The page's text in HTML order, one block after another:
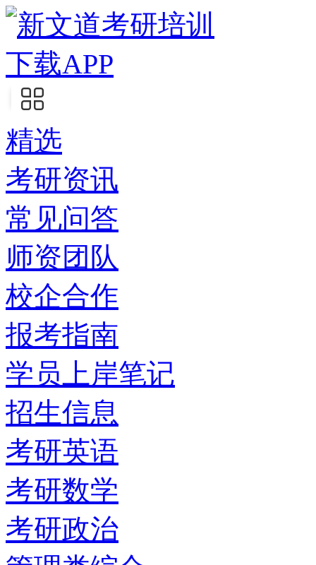
下载APP
精选
考研资讯
常见问答
师资团队
校企合作
报考指南
学员上岸笔记
招生信息
考研英语
考研数学
考研政治